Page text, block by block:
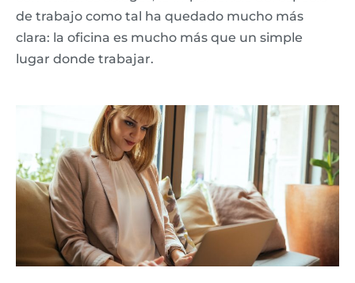
de trabajo como tal ha quedado mucho más
clara: la oficina es mucho más que un simple
lugar donde trabajar.